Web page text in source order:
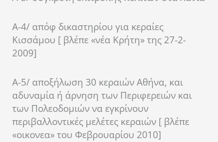
Α-4/ απόφ δικαστηρίου για κεραίες
Κισσάμου [ βλέπε «νέα Κρήτη» της 27-2-
2009]
Α-5/ αποξήλωση 30 κεραιών Αθήνα, και
αδυναμία ή άρνηση των Περιφερειών και
των Πολεοδομιών να εγκρίνουν
περιβαλλοντικές μελέτες κεραιών [ βλέπε
«οικονεα» του Φεβρουαρίου 2010]